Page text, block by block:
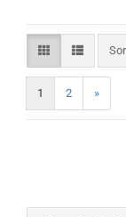
1 2 »